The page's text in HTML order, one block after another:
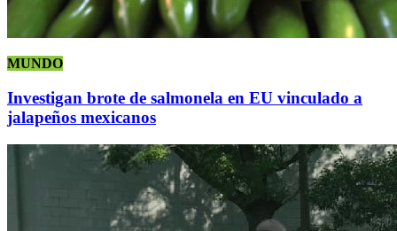
MUNDO
Investigan brote de salmonela en EU vinculado a
jalapeños mexicanos